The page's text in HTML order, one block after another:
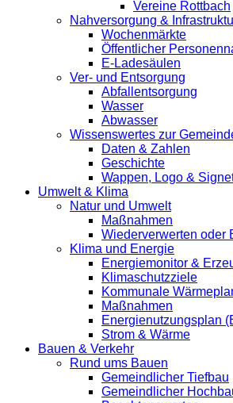
Vereine Rottbach
Nahversorgung &
Wochenmärkte
Öffentlicher
E-Ladesäulen
Ver- und Entsorgung
Abfallentsorgung
Wasser
Abwasser
Wissenswertes zur
Daten & Zahlen
Geschichte
Wappen, Logo &
Umwelt & Klima
Natur und Umwelt
Maßnahmen
Wiederverwerten oder
Klima und Energie
Energiemonitor &
Klimaschutzziele
Kommunale
Maßnahmen
Energienutzungsplan
Strom & Wärme
Bauen & Verkehr
Rund ums Bauen
Gemeindlicher Tiefbau
Gemeindlicher